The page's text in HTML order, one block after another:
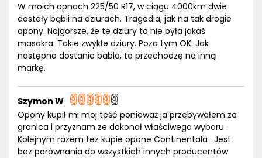
W moich opnach 225/50 R17, w ciągu 4000km dwie
dostały bąbli na dziurach. Tragedia, jak na tak drogie
opony. Najgorsze, że te dziury to nie była jakaś
masakra. Takie zwykłe dziury. Poza tym OK. Jak
następna dostanie bąbla, to przechodzę na inną
markę.
Szymon W
Opony kupił mi moj teść ponieważ ja przebywałem za
granica i przyznam ze dokonał właściwego wyboru .
Kolejnym razem tez kupie opone Continentala . Jest
bez porównania do wszystkich innych producentów